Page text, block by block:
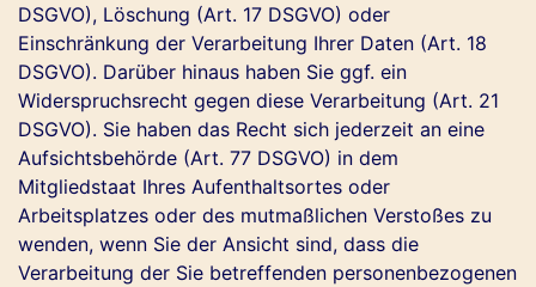
DSGVO), Löschung (Art. 17 DSGVO) oder
Einschränkung der Verarbeitung Ihrer Daten (Art. 18
DSGVO). Darüber hinaus haben Sie ggf. ein
Widerspruchsrecht gegen diese Verarbeitung (Art. 21
DSGVO). Sie haben das Recht sich jederzeit an eine
Aufsichtsbehörde (Art. 77 DSGVO) in dem
Mitgliedstaat Ihres Aufenthaltsortes oder
Arbeitsplatzes oder des mutmaßlichen Verstoßes zu
wenden, wenn Sie der Ansicht sind, dass die
Verarbeitung der Sie betreffenden personenbezogenen